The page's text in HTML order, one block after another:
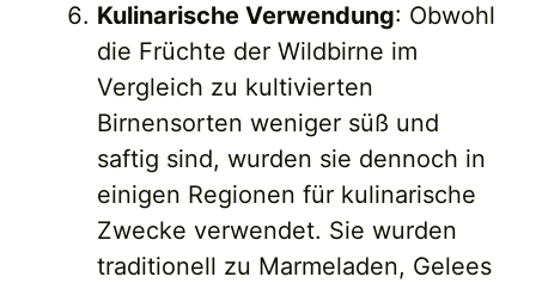
Kulinarische Verwendung: Obwohl
die Früchte der Wildbirne im
Vergleich zu kultivierten
Birnensorten weniger süß und
saftig sind, wurden sie dennoch in
einigen Regionen für kulinarische
Zwecke verwendet. Sie wurden
traditionell zu Marmeladen, Gelees